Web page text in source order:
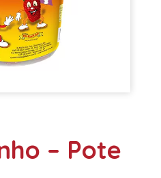
– Pote